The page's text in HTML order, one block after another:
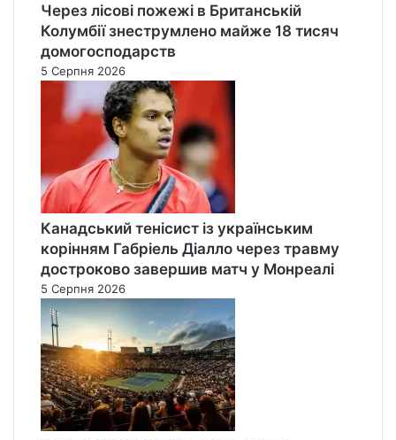
Через лісові пожежі в Британській
Колумбії знеструмлено майже 18 тисяч
домогосподарств
5 Серпня 2026
Канадський тенісист із українським
корінням Габріель Діалло через травму
достроково завершив матч у Монреалі
5 Серпня 2026